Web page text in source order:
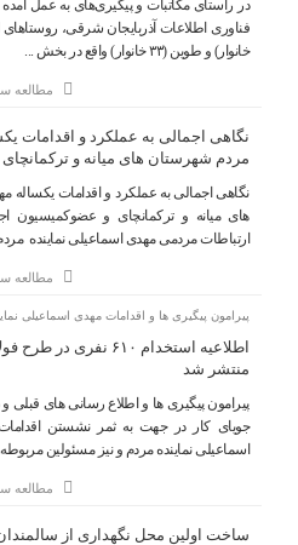
در راستای مکاتبات و پیگیری‌های به عمل
خانوار) و طوین (۳۳ خانوار) واقع در بخش ...
مطالعه
نگاهی اجمالی به عملکرد و اقدامات
مردم شهرستان های میانه و ترکمانچای
نگاهی اجمالی به عملکرد و اقدامات یکساله
های میانه و ترکمانچای و عضوکمیسیون
ارتباطات مردمی مهدی اسماعیلی نماینده
مطالعه
پیرامون پیگیری ها و اقدامات مهدی اسماعیلی
اطلاعیه استخدام ۶۱۰
منتشر شد
پیرامون پیگیری ها و اطلاع رسانی های قبلی
جویای کار در جهت به ثمر نشستن
اسماعیلی نماینده مردم و نیز مسئولین
مطالعه
ساخت اولین محل نگهداری از